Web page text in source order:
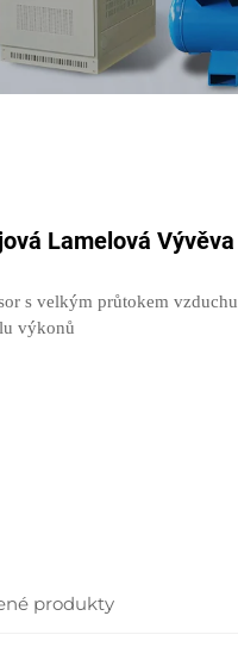
Lamelová Vývěva
s velkým průtokem
výkonů
produkty